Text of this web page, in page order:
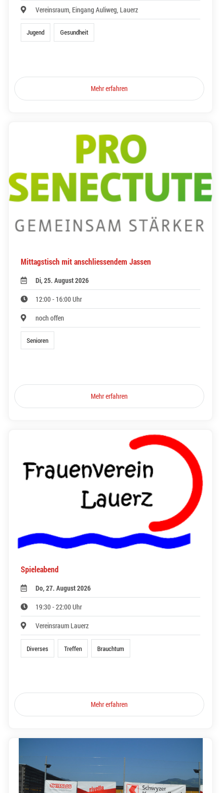
Vereinsraum, Eingang Auliweg, Lauerz
Jugend Gesundheit
Mehr erfahren
Mittagstisch mit anschliessendem Jassen
Di, 25. August 2026
12:00 - 16:00 Uhr
noch offen
Senioren
Mehr erfahren
Spieleabend
Do, 27. August 2026
19:30 - 22:00 Uhr
Vereinsraum Lauerz
Diverses Treffen Brauchtum
Mehr erfahren